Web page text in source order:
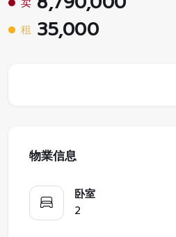
租 35,000
物業信息
卧室
2